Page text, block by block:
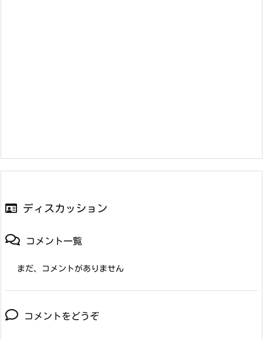
ディスカッション
コメント一覧
まだ、コメントがありません
コメントをどうぞ